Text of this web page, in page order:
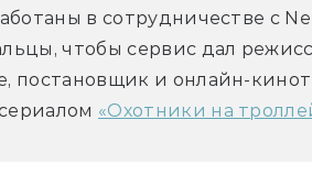
в сотрудничестве с
чтобы сервис дал
постановщик и онлайн-
«Охотники на